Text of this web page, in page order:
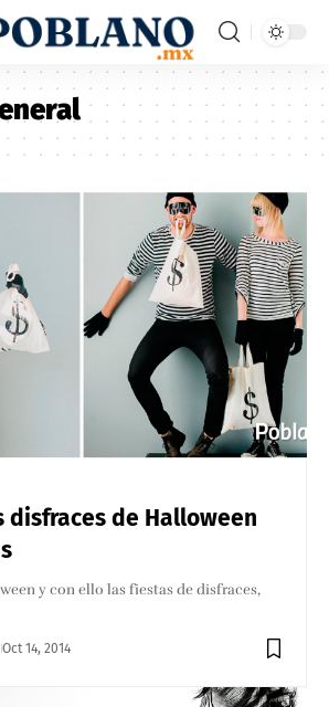
disfraces de Halloween
y con ello las fiestas de disfraces,
Oct 14, 2014